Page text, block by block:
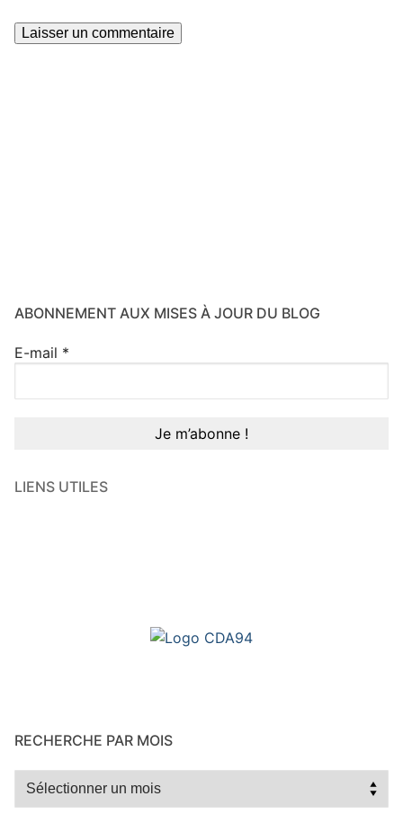
ABONNEMENT AUX MISES À JOUR DU BLOG
E-mail *
LIENS UTILES
RECHERCHE PAR MOIS
Recherche